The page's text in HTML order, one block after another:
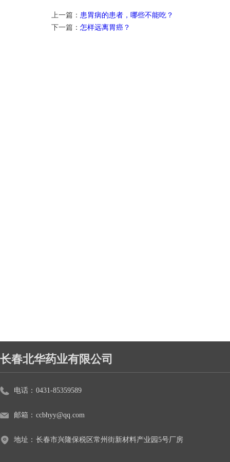
上一篇： 患胃病的患者，哪些不能吃？
下一篇： 怎样远离胃癌？
电话： 0431-85359589
邮箱： ccbhyy@qq.com
地址： 长春市兴隆保税区常州街新材料产业园5号厂房
长春北华药业有限公司